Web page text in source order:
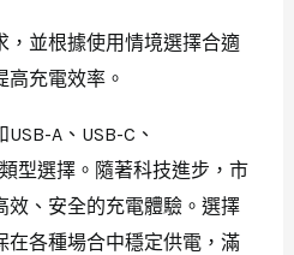
，並根據使用情境選擇合適
充電效率。
A、USB-C、
型選擇。隨著科技進步，市
效、安全的充電體驗。選擇
在各種場合中穩定供電，滿